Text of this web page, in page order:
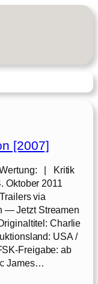
[2007]
Wertung: | Kritik
Oktober 2011
via
— Jetzt Streamen
Charlie
USA /
Freigabe: ab
James…